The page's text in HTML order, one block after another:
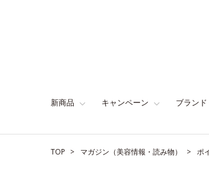
新商品 キャンペーン ブラン
TOP マガジン（美容情報・読み物） ポ